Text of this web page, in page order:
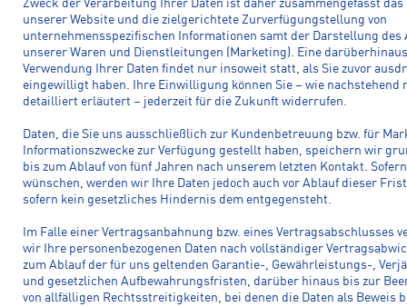
Zweck der Verarbeitung Ihrer Daten ist daher zusammengefasst
unserer Website und die zielgerichtete Zurverfügungstellung von
unternehmensspezifischen Informationen samt der Darstellung des
unserer Waren und Dienstleitungen (Marketing). Eine
Verwendung Ihrer Daten findet nur insoweit statt, als Sie zuvor
eingewilligt haben. Ihre Einwilligung können Sie – wie nachstehend
detailliert erläutert – jederzeit für die Zukunft widerrufen.
Daten, die Sie uns ausschließlich zur Kundenbetreuung bzw. für
Informationszwecke zur Verfügung gestellt haben, speichern wir
bis zum Ablauf von fünf Jahren nach unserem letzten Kontakt.
wünschen, werden wir Ihre Daten jedoch auch vor Ablauf dieser
sofern kein gesetzliches Hindernis dem entgegensteht.
Im Falle einer Vertragsanbahnung bzw. eines Vertragsabschlusses
wir Ihre personenbezogenen Daten nach vollständiger
zum Ablauf der für uns geltenden Garantie-, Gewährleistungs-,
und gesetzlichen Aufbewahrungsfristen, darüber hinaus bis zur
von allfälligen Rechtsstreitigkeiten, bei denen die Daten als Beweis